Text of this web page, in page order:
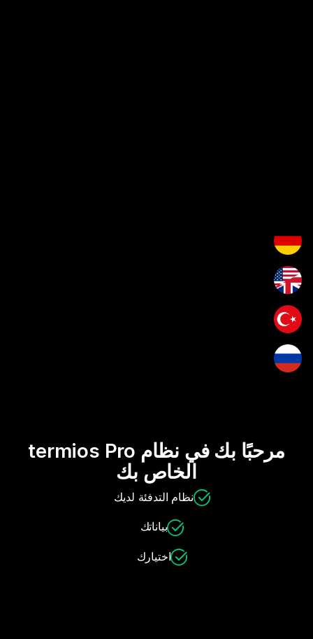
مرحبًا بك في نظام termios Pro
الخاص بك
نظام التدفئة لديك
بياناتك
اختيارك